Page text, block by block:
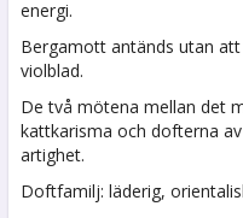
energi.
Bergamott antänds utan
violblad.
De två mötena mellan det
kattkarisma och dofterna
artighet.
Doftfamilj: läderig,